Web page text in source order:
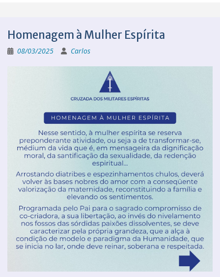
Homenagem à Mulher Espírita
08/03/2025 Carlos